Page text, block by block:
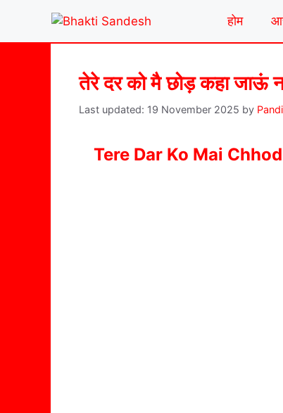
content
होम
तेरे दर को मै छोड़ कहा जाऊं
19 November 2025 by
Tere Dar Ko Mai